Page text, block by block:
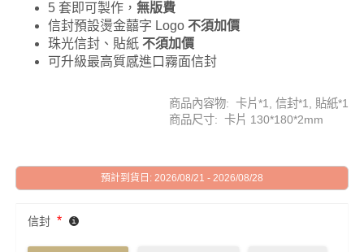
5 套即可製作， 無版費
信封預設燙金囍字 Logo 不須加價
珠光信封、貼紙 不須加價
可升級最高質感進口霧面信封
商品內容物: 卡片*1, 信封*1, 貼紙*1
商品尺寸: 卡片 130*180*2mm
預計到貨日: 2026/08/21 - 2026/08/28
信封 *